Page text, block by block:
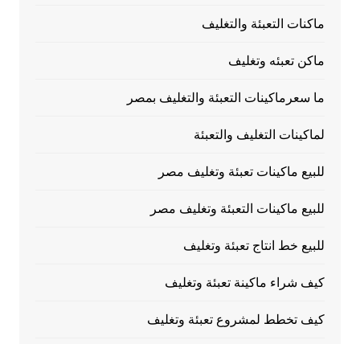
ماكنات التعبئة والتغليف
ماكن تعبئه وتغليف
ما سعرماكينات التعبئة والتغليف بمصر
لماكينات التغليف والتعبئة
للبيع ماكينات تعبئة وتغليف مصر
للبيع ماكينات التعبئة وتغليف مصر
للبيع خط انتاج تعبئة وتغليف
كيف شراء ماكينة تعبئة وتغليف
كيف تخطط لمشروع تعبئة وتغليف